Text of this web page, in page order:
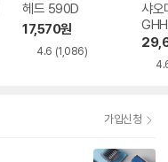
헤드 590D
17,570원
4.6 (1,086)
샤오
가입신청